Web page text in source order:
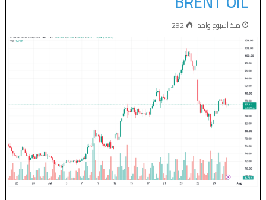
منذ أسبوع واحد 292